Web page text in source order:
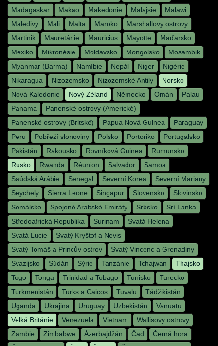
Madagaskar
Makao Makedonie Malajsie
Malawi
Maledivy
Mali Malta Maroko
Marshallovy ostrovy
Martinik
Mauretánie Mauricius Mayotte
Maďarsko
Mexiko
Mikronésie Moldavsko Mongolsko
Mosambik
Myanmar (Barma)
Namíbie Nepál Niger
Nigérie
Nikaragua
Nizozemsko Nizozemské Antily
Norsko
Nová Kaledonie
Nový Zéland Německo Omán
Palau
Panama
Panenské ostrovy (Americké)
Panenské ostrovy (Britské)
Papua Nová Guinea
Paraguay
Peru
Pobřeží slonoviny Polsko Portoriko
Portugalsko
Pákistán
Rakousko Rovníková Guinea
Rumunsko
Rusko
Rwanda Réunion Salvador
Samoa
Saúdská Arábie
Senegal Severní Korea
Severní Mariany
Seychely
Sierra Leone Singapur Slovensko
Slovinsko
Somálsko
Spojené Arabské Emiráty Srbsko
Srí Lanka
Středoafrická Republika
Surinam
Svatá Helena
Svatá Lucie
Svatý Kryštof a Nevis
Svatý Tomáš a Princův ostrov
Svatý Vincenc a Grenadiny
Svazijsko
Súdán Sýrie Tanzánie Tchajwan
Thajsko
Togo
Tonga Trinidad a Tobago Tunisko
Turecko
Turkmenistán
Turks a Caicos Tuvalu
Tádžikistán
Uganda
Ukrajina Uruguay Uzbekistán
Vanuatu
Velká Británie
Venezuela Vietnam
Wallisovy ostrovy
Zambie
Zimbabwe Ázerbajdžán Čad
Černá hora